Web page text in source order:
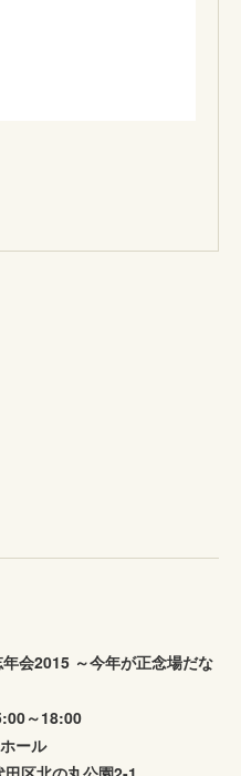
会2015 ～今年が正念場だな
～18:00
ール